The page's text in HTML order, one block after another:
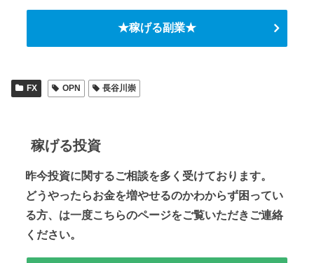
★稼げる副業★
FX OPN 長谷川崇
稼げる投資
昨今投資に関するご相談を多く受けております。
どうやったらお金を増やせるのかわからず困ってい
る方、は一度こちらのページをご覧いただきご連絡
ください。